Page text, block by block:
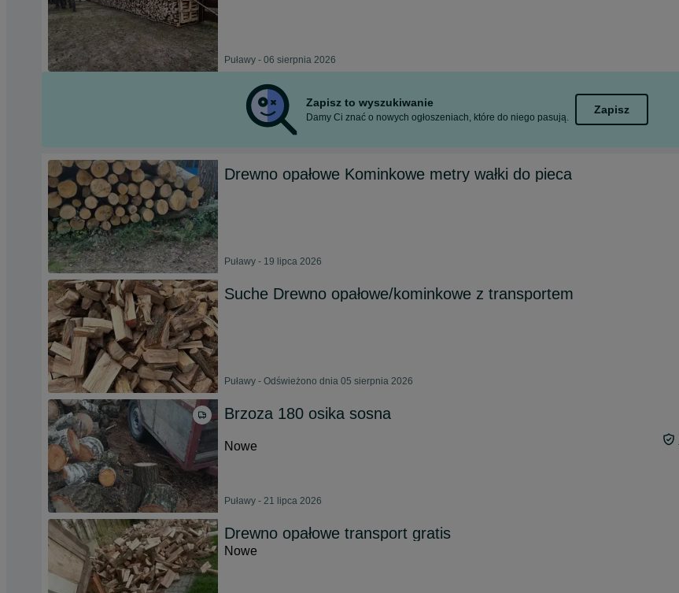
Puławy - 06 sierpnia 2026
Zapisz to wyszukiwanie
Damy Ci znać o nowych ogłoszeniach, które do niego pasują.
Zapisz
Drewno opałowe Kominkowe metry wałki do pieca
Puławy - 19 lipca 2026
Suche Drewno opałowe/kominkowe z transportem
Puławy - Odświeżono dnia 05 sierpnia 2026
Brzoza 180 osika sosna
Nowe
Puławy - 21 lipca 2026
Drewno opałowe transport gratis
Nowe